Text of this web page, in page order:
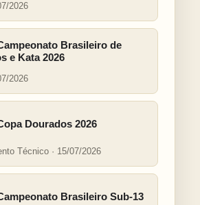
2026
Brasileiro de
e Kata 2026
2026
Dourados 2026
Técnico · 15/07/2026
Brasileiro Sub-13